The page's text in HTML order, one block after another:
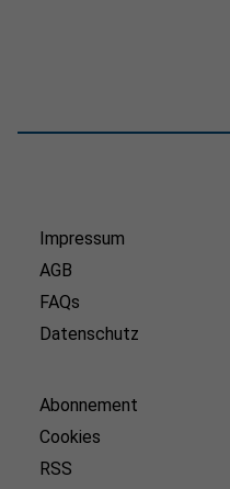
Impressum
AGB
FAQs
Datenschutz
Abonnement
Cookies
RSS